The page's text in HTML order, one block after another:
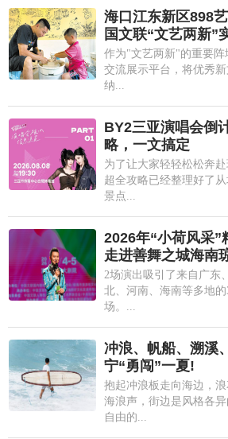
海口江东新区898
国文联“文艺两新”
作为"文艺两新"的重要阵
交流展示平台，将优秀
纳...
BY2三亚演唱会倒
略，一文搞定
为了让大家轻轻松松奔
超全攻略已经整理好了
景点...
2026年“小荷风采”
走进善舞之城海南
2场演出吸引了来自广东
北、河南、海南等多地
场。...
冲浪、帆船、溯溪
宁“勇闯”一夏!
抱起冲浪板走向海边，
海浪声，街边是风格各
自由的...